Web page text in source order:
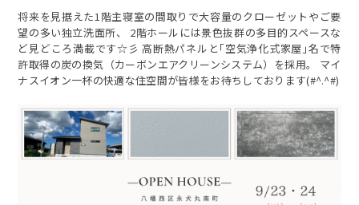
将来を見据えた1階主寝室の間取りで大容量のクローゼットやご要
望の多い独立洗面所、 2階ホールには景色抜群の多目的スペースな
ど見どころ満載です☆彡 高断熱パネルと｢空気浄化式家屋｣名で特
許取得の炭の換気（カーボンエアクリーンシステム）を採用。 マイ
ナスイオン一杯の快適な住空間が皆様をお待ちしております(#^.^#)